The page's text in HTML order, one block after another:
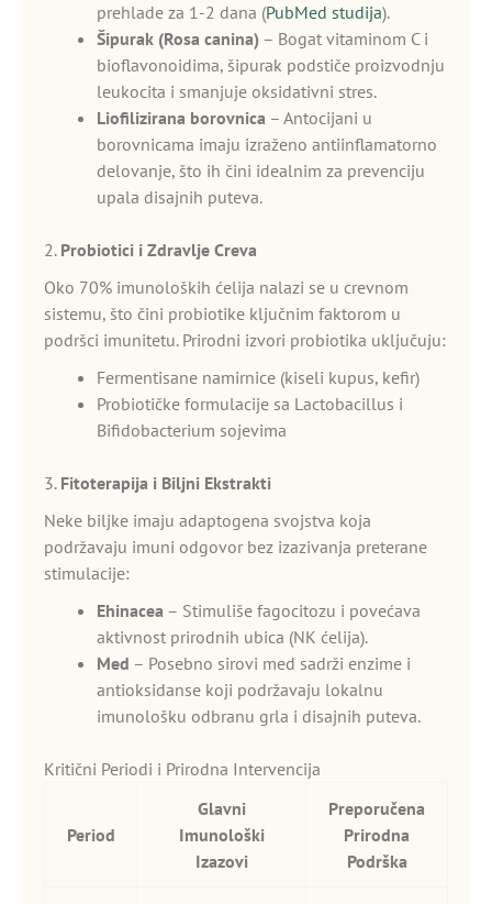
prehlade za 1-2 dana (PubMed studija).
Šipurak (Rosa canina) – Bogat vitaminom C i
bioflavonoidima, šipurak podstiče proizvodnju
leukocita i smanjuje oksidativni stres.
Liofilizirana borovnica – Antocijani u
borovnicama imaju izraženo antiinflamatorno
delovanje, što ih čini idealnim za prevenciju
upala disajnih puteva.
2. Probiotici i Zdravlje Creva
Oko 70% imunoloških ćelija nalazi se u crevnom
sistemu, što čini probiotike ključnim faktorom u
podršci imunitetu. Prirodni izvori probiotika uključuju:
Fermentisane namirnice (kiseli kupus, kefir)
Probiotičke formulacije sa Lactobacillus i
Bifidobacterium sojevima
3. Fitoterapija i Biljni Ekstrakti
Neke biljke imaju adaptogena svojstva koja
podržavaju imuni odgovor bez izazivanja preterane
stimulacije:
Ehinacea – Stimuliše fagocitozu i povećava
aktivnost prirodnih ubica (NK ćelija).
Med – Posebno sirovi med sadrži enzime i
antioksidanse koji podržavaju lokalnu
imunološku odbranu grla i disajnih puteva.
Kritični Periodi i Prirodna Intervencija
Period
Glavni
Imunološki
Izazovi
Preporučena
Prirodna
Podrška